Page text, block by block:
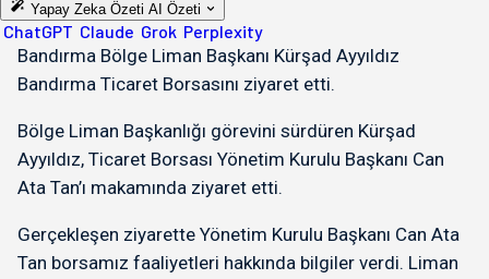
Yapay Zeka Özeti AI Özeti
ChatGPT Claude Grok Perplexity
Bandırma Bölge Liman Başkanı Kürşad Ayyıldız
Bandırma Ticaret Borsasını ziyaret etti.
Bölge Liman Başkanlığı görevini sürdüren Kürşad
Ayyıldız, Ticaret Borsası Yönetim Kurulu Başkanı Can
Ata Tan’ı makamında ziyaret etti.
Gerçekleşen ziyarette Yönetim Kurulu Başkanı Can Ata
Tan borsamız faaliyetleri hakkında bilgiler verdi. Liman